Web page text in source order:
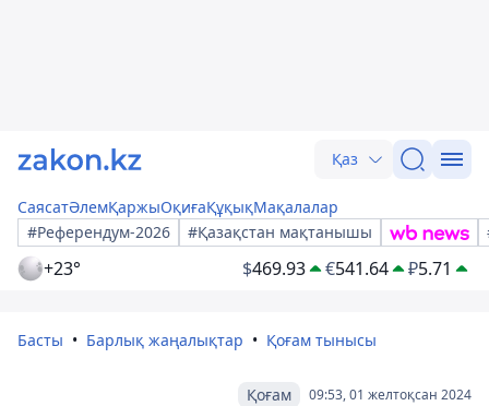
Қаз
СаясатӘлемҚаржыОқиғаҚұқықМақалалар
#Референдум-2026
#Қазақстан мақтанышы
+23° $469.93 €541.64 ₽5.71
Басты Барлық жаңалықтар Қоғам тынысы
09:53, 01 желтоқсан 2024
Қоғам